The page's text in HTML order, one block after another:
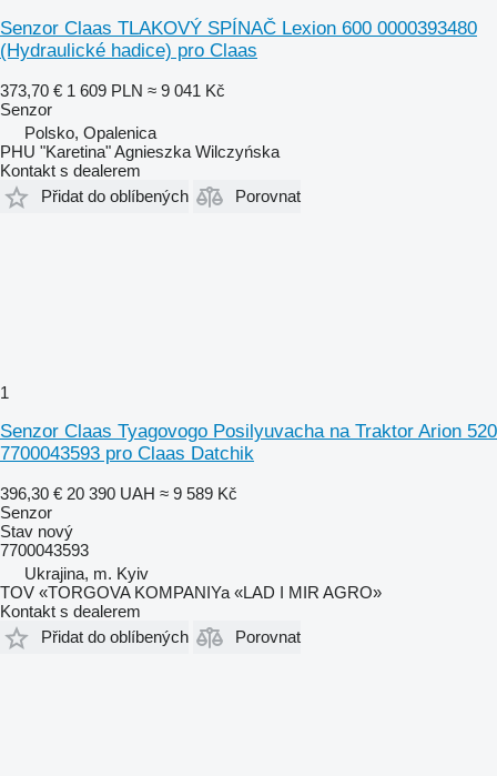
Senzor Claas TLAKOVÝ SPÍNAČ Lexion 600 0000393480
(Hydraulické hadice) pro Claas
373,70 € 1 609 PLN ≈ 9 041 Kč
Senzor
Polsko, Opalenica
PHU "Karetina" Agnieszka Wilczyńska
Kontakt s dealerem
Přidat do oblíbených
Porovnat
1
Senzor Claas Tyagovogo Posilyuvacha na Traktor Arion 520
7700043593 pro Claas Datchik
396,30 € 20 390 UAH ≈ 9 589 Kč
Senzor
Stav nový
7700043593
Ukrajina, m. Kyiv
TOV «TORGOVA KOMPANIYa «LAD I MIR AGRO»
Kontakt s dealerem
Přidat do oblíbených
Porovnat